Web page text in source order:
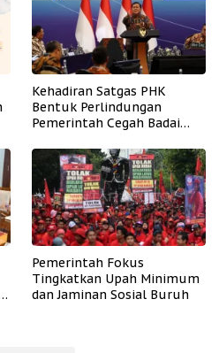
Kehadiran Satgas PHK
Bentuk Perlindungan
Pemerintah Cegah Badai
Pemerintah Fokus
Tingkatkan Upah Minimum
dan Jaminan Sosial Buruh